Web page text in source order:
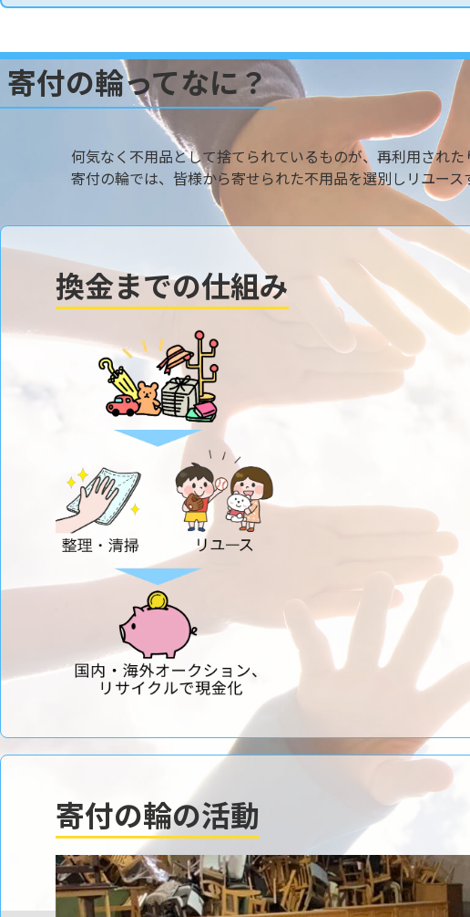
寄付の輪ってなに？
何気なく不用品として捨てられているものが、再利用され
寄付の輪では、皆様から寄せられた不用品を選別しリユー
換金までの仕組み
寄付の輪の活動